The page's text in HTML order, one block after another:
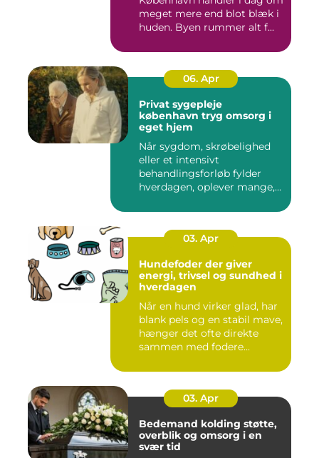
meget mere end blot blæk i
huden. Byen rummer alt f...
06. Apr
Privat sygepleje
københavn tryg omsorg i
eget hjem
Når sygdom, skrøbelighed
eller et intensivt
behandlingsforløb fylder
hverdagen, oplever mange,
03. Apr
Hundefoder der giver
energi, trivsel og sundhed i
hverdagen
Når en hund virker glad, har
blank pels og en stabil mave,
hænger det ofte direkte
sammen med fodere...
03. Apr
Bedemand kolding støtte,
overblik og omsorg i en
svær tid